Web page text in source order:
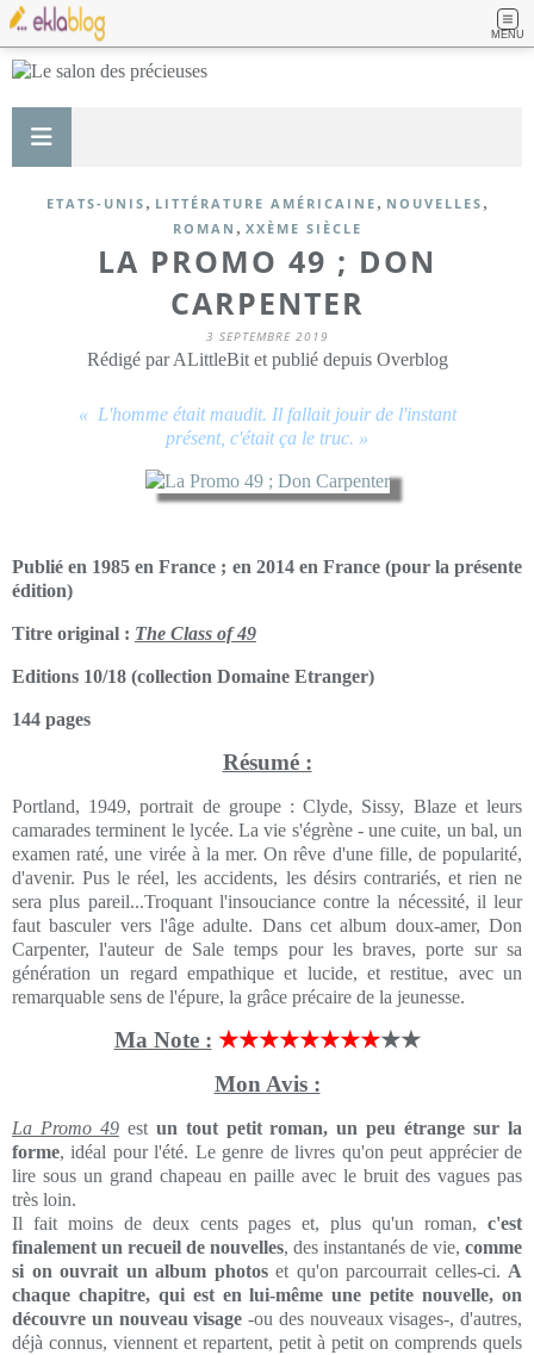
MENU
ETATS-UNIS , LITTÉRATURE AMÉRICAINE , NOUVELLES ,
ROMAN , XXÈME SIÈCLE
LA PROMO 49 ; DON
CARPENTER
3 SEPTEMBRE 2019
Rédigé par ALittleBit et publié depuis Overblog
« L'homme était maudit. Il fallait jouir de l'instant
présent, c'était ça le truc. »
Publié en 1985 en France ; en 2014 en France (pour la présente
édition)
Titre original : The Class of 49
Editions 10/18 (collection Domaine Etranger)
144 pages
Résumé :
Portland, 1949, portrait de groupe : Clyde, Sissy, Blaze et leurs
camarades terminent le lycée. La vie s'égrène - une cuite, un bal, un
examen raté, une virée à la mer. On rêve d'une fille, de popularité,
d'avenir. Pus le réel, les accidents, les désirs contrariés, et rien ne
sera plus pareil...Troquant l'insouciance contre la nécessité, il leur
faut basculer vers l'âge adulte. Dans cet album doux-amer, Don
Carpenter, l'auteur de Sale temps pour les braves, porte sur sa
génération un regard empathique et lucide, et restitue, avec un
remarquable sens de l'épure, la grâce précaire de la jeunesse.
Ma Note : ★★★★★★★★★★
Mon Avis :
La Promo 49est un tout petit roman, un peu étrange sur la
forme, idéal pour l'été. Le genre de livres qu'on peut apprécier de
lire sous un grand chapeau en paille avec le bruit des vagues pas
très loin.
Il fait moins de deux cents pages et, plus qu'un roman, c'est
finalement un recueil de nouvelles, des instantanés de vie, comme
si on ouvrait un album photoset qu'on parcourrait celles-ci. A
chaque chapitre, qui est en lui-même une petite nouvelle, on
découvre un nouveau visage -ou des nouveaux visages-, d'autres,
déjà connus, viennent et repartent, petit à petit on comprends quels